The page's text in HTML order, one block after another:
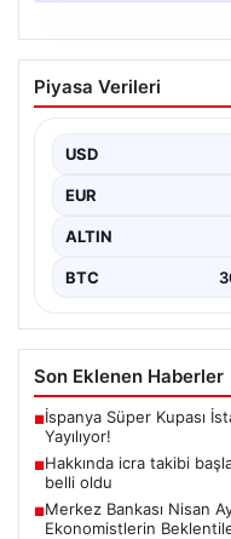
06.08.2026
Hakkında icra
katletmişti.
Yönelik Silahlı
"content":…
Piyasa Verileri
USD
EUR
ALTIN
BTC
Son Eklenen Haberler
■İspanya Süper Kupası
Yayılıyor!
■Hakkında icra takibi
belli oldu
■Merkez Bankası Nisan
Ekonomistlerin